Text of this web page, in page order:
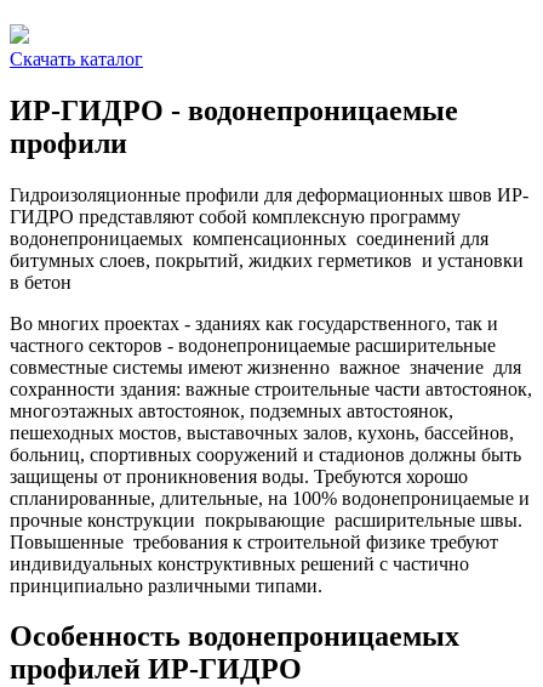
Скачать каталог
ИР-ГИДРО - водонепроницаемые
профили
Гидроизоляционные профили для деформационных швов ИР-
ГИДРО представляют собой комплексную программу
водонепроницаемых компенсационных соединений для
битумных слоев, покрытий, жидких герметиков и установки
в бетон
Во многих проектах - зданиях как государственного, так и
частного секторов - водонепроницаемые расширительные
совместные системы имеют жизненно важное значение для
сохранности здания: важные строительные части автостоянок,
многоэтажных автостоянок, подземных автостоянок,
пешеходных мостов, выставочных залов, кухонь, бассейнов,
больниц, спортивных сооружений и стадионов должны быть
защищены от проникновения воды. Требуются хорошо
спланированные, длительные, на 100% водонепроницаемые и
прочные конструкции покрывающие расширительные швы.
Повышенные требования к строительной физике требуют
индивидуальных конструктивных решений с частично
принципиально различными типами.
Особенность водонепроницаемых
профилей ИР-ГИДРО